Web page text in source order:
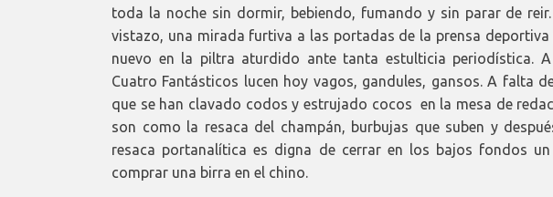
toda la noche sin dormir, bebiendo, fumando y sin parar de
vistazo, una mirada furtiva a las portadas de la prensa
nuevo en la piltra aturdido ante tanta estulticia periodística.
Cuatro Fantásticos lucen hoy vagos, gandules, gansos. A falta
que se han clavado codos y estrujado cocos en la mesa de
son como la resaca del champán, burbujas que suben y
resaca portanalítica es digna de cerrar en los bajos fondos
comprar una birra en el chino.